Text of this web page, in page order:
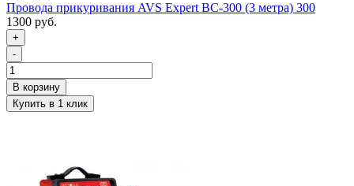
Провода прикуривания AVS Expert BC-300 (3 метра) 300
1300 руб.
+
-